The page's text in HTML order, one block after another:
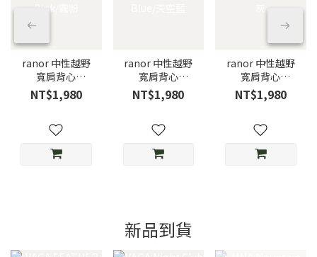
ranor 中性越野
寬肩背心
NOSLEEVE
BACKMESH
NT$1,980
ranor 中性越野
寬肩背心
NOSLEEVE
BACKMESH Sky
NT$1,980
ranor 中性越野
寬肩背心
NOSLEEVE
BACKMESH
NT$1,980
新品到貨